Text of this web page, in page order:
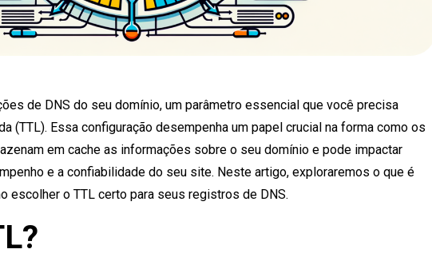
de DNS do seu domínio, um parâmetro essencial que você precisa
(TTL). Essa configuração desempenha um papel crucial na forma como os
em cache as informações sobre o seu domínio e pode impactar
e a confiabilidade do seu site. Neste artigo, exploraremos o que é
escolher o TTL certo para seus registros de DNS.